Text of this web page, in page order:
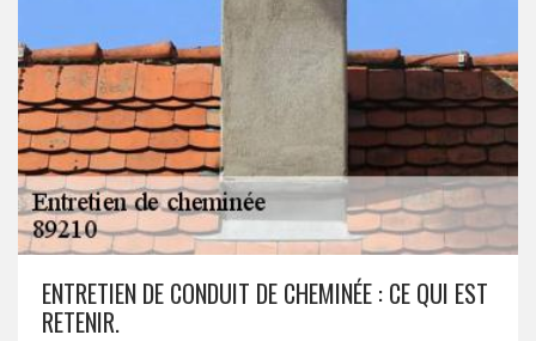
ENTRETIEN DE CONDUIT DE CHEMINÉE : CE QUI EST
RETENIR.